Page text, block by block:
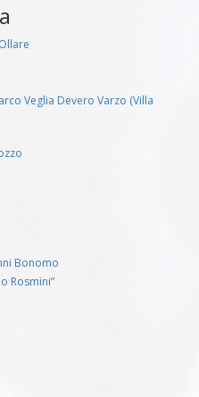
Veglia Devero Varzo (Villa
Bonomo
Rosmini”